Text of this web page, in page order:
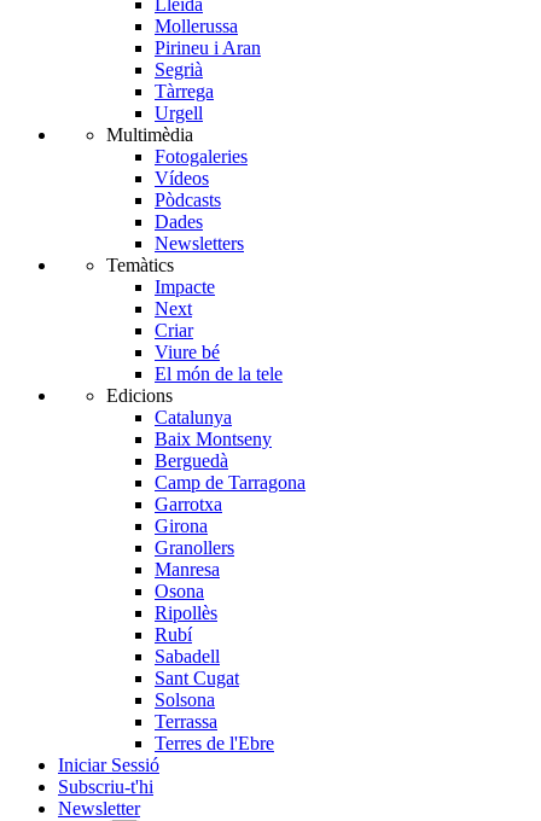
Lleida
Mollerussa
Pirineu i Aran
Segrià
Tàrrega
Urgell
Multimèdia
Fotogaleries
Vídeos
Pòdcasts
Dades
Newsletters
Temàtics
Impacte
Next
Criar
Viure bé
El món de la tele
Edicions
Catalunya
Baix Montseny
Berguedà
Camp de Tarragona
Garrotxa
Girona
Granollers
Manresa
Osona
Ripollès
Rubí
Sabadell
Sant Cugat
Solsona
Terrassa
Terres de l'Ebre
Iniciar Sessió
Subscriu-t'hi
Newsletter